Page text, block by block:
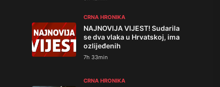
CRNA HRONIKA
NAJNOVIJA VIJEST! Sudarila
se dva vlaka u Hrvatskoj, ima
ozlijeđenih
7h 33min
CRNA HRONIKA